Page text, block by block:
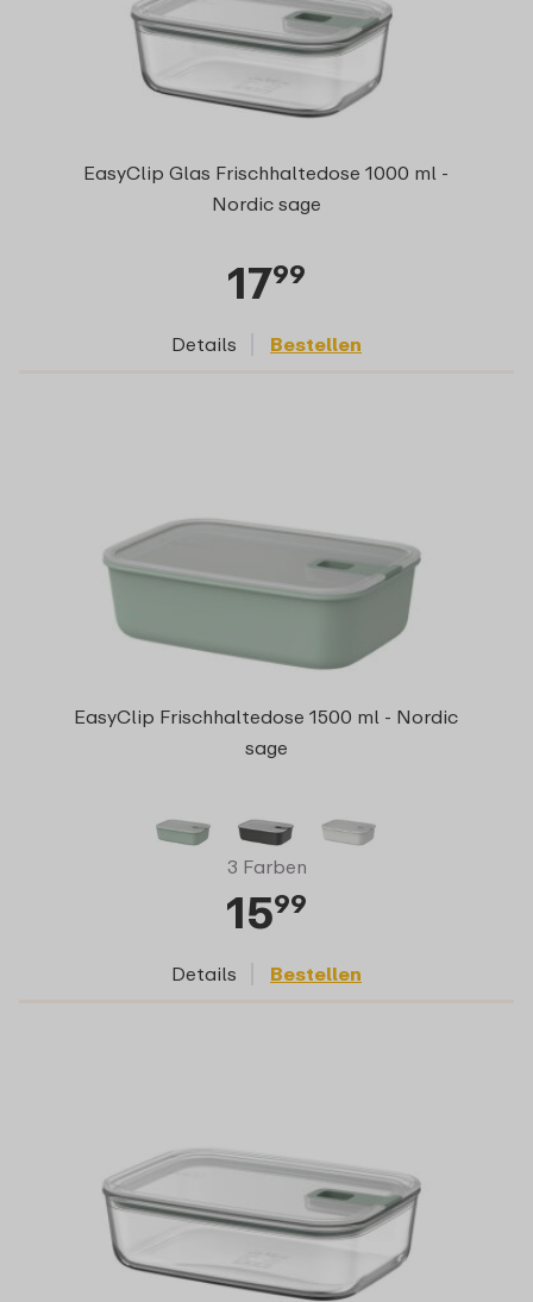
EasyClip Glas Frischhaltedose 1000 ml -
Nordic sage
1799
Details Bestellen
EasyClip Frischhaltedose 1500 ml - Nordic
sage
3 Farben
1599
Details Bestellen